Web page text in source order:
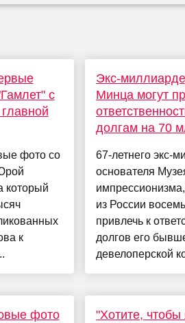
с
фото со
который
к
фото
Экс-
Минца могут
долгам на 70
67-летнего экс-
основателя
из России
привлечь к
долгов его
девелоперской
"Хотите, чтобы